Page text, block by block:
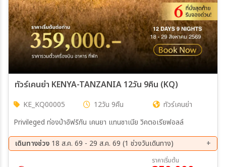
ทัวร์เคนย่า KENYA-TANZANIA 12วัน 9คืน (KQ)
KE_KQ00005 12วัน 9คืน
ทัวร์เคนย่า
Privileged ท่องป่าอัฟริกัน เคนยา แทนซาเนีย วิคตอเรียฟอลล์
เดินทางช่วง 18 ส.ค. 69 - 29 ส.ค. 69 (1 ช่วงวันเดินทาง)
ราคาเริ่มต้น